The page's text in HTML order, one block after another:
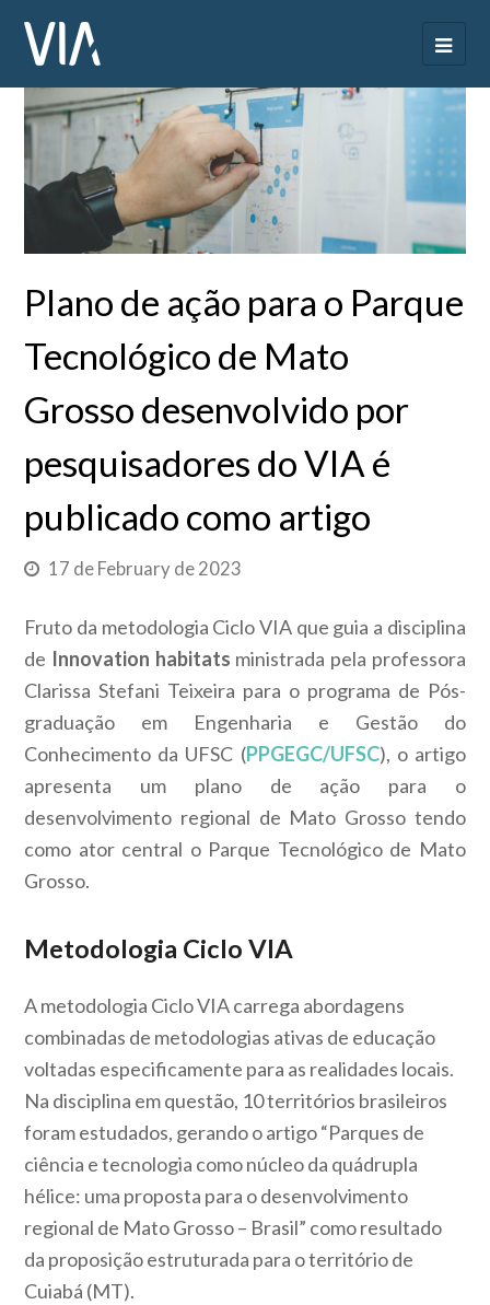
Plano de ação para o Parque
Tecnológico de Mato
Grosso desenvolvido por
pesquisadores do VIA é
publicado como artigo
17 de February de 2023
Fruto da metodologia Ciclo VIA que guia a disciplina
de Innovation habitats ministrada pela professora
Clarissa Stefani Teixeira para o programa de Pós-
graduação em Engenharia e Gestão do
Conhecimento da UFSC (PPGEGC/UFSC), o artigo
apresenta um plano de ação para o
desenvolvimento regional de Mato Grosso tendo
como ator central o Parque Tecnológico de Mato
Grosso.
Metodologia Ciclo VIA
A metodologia Ciclo VIA carrega abordagens
combinadas de metodologias ativas de educação
voltadas especificamente para as realidades locais.
Na disciplina em questão, 10 territórios brasileiros
foram estudados, gerando o artigo “Parques de
ciência e tecnologia como núcleo da quádrupla
hélice: uma proposta para o desenvolvimento
regional de Mato Grosso – Brasil” como resultado
da proposição estruturada para o território de
Cuiabá (MT).